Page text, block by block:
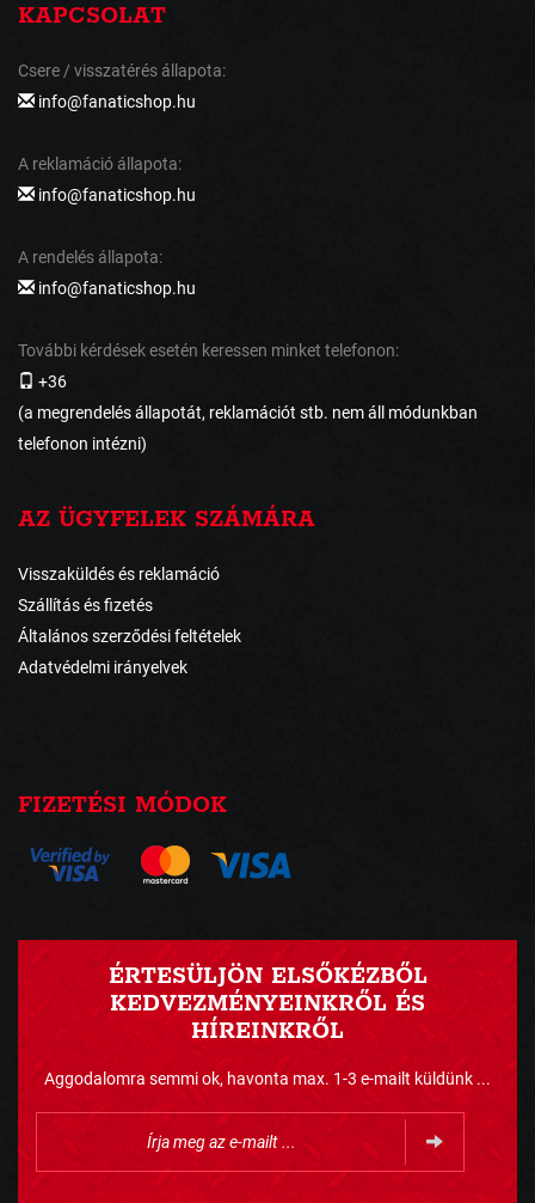
KAPCSOLAT
Csere / visszatérés állapota:
info@fanaticshop.hu
A reklamáció állapota:
info@fanaticshop.hu
A rendelés állapota:
info@fanaticshop.hu
További kérdések esetén keressen minket telefonon:
+36
(a megrendelés állapotát, reklamációt stb. nem áll módunkban
telefonon intézni)
AZ ÜGYFELEK SZÁMÁRA
Visszaküldés és reklamáció
Szállítás és fizetés
Általános szerződési feltételek
Adatvédelmi irányelvek
FIZETÉSI MÓDOK
ÉRTESÜLJÖN ELSŐKÉZBŐL
KEDVEZMÉNYEINKRŐL ÉS
HÍREINKRŐL
Aggodalomra semmi ok, havonta max. 1-3 e-mailt küldünk ...